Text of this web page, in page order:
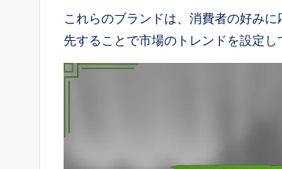
これらのブランドは、消費者の好み
先することで市場のトレンドを設定し